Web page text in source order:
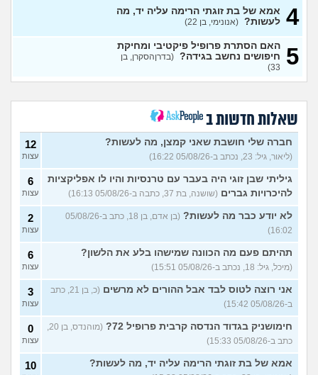
האם מה שאני מרגיש זה הגיוני
ותקין?
(לירון, בן 31)
איך להתגבר על רצון לקשר
לפני הזמן?
(אנונימית, בת 21)
הבילויים, זה מוריד לכם?
(לחם ושעשועים, בן 36)
13
כשרבתי עם בת הזוג שלי,
דחפתי אותה מתוך כעס. איך
להתמודד?
(אלכס, שם בדוי, בן
40)
13
עצות
איך להסביר לה שאני רוצה
להיפרד?
(עידן, בן 27)
20
עצות
בעיות ביני לבית הזוג, מה
לעשות?
6
עצות
לא משלמת בדייטים
(אלי, בן
29)
9
עצות
יוצאת איתו היום לדייט ראשון 3
עצות
בטיילת או מועדון?
(רואי, בן
26)
8
עצות
לוקח אותי לדייטים גרועים
17
4 אמא של בת זוגתי הרימה עליה יד, מה
לעשות? (אנונימי, בן 22)
5 האם הסתרת פרופיל פיקטיבי ומחיקת
חיפושים נחשב בגידה? (בדרןהסקרן, בן
33)
שאלות חדשות ב
חברה שלי חושבת שאני קמצן, מה לעשות?
(ליאור, גיל: 23, נכתב ב-05/08/26 16:22)
12
עצות
גיליתי שבן זוגי היה בעבר עם טרנסיות והיו לו אפליקציות
להיכרויות גברים (שושנה, בת 37, כתבה ב-05/08/26 16:13)
6
עצות
לא יודע כבר מה לעשות?
(בן אדם, בן 18, כתב ב-05/08/26
16:02)
2
עצות
תהיתם פעם מה הכוונה שמישהו בלע את הלשון?
(מיכל, גיל: 18, נכתב ב-05/08/26 15:51)
6
עצות
אני רוצה לטוס לבד אבל ההורים לא מרשים
(כ, בן 21, כתב
ב-05/08/26 15:42)
3
עצות
חימושניק בגדוד הנדסה קרבית פרופיל 72?
(מוהנדס, בן 20,
כתב ב-05/08/26 15:33)
0
עצות
אמא של בת זוגתי הרימה עליה יד, מה לעשות? 10